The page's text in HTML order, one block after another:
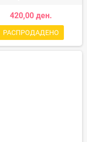
420,00 ден.
РАСПРОДАДЕНО